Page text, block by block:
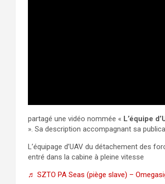
partagé une vidéo nommée « L’équipe
». Sa description accompagnant sa
L’équipage d’UAV du détachement des
entré dans la cabine à pleine vitesse
♬ SZTO PA Seas (piège slave) –